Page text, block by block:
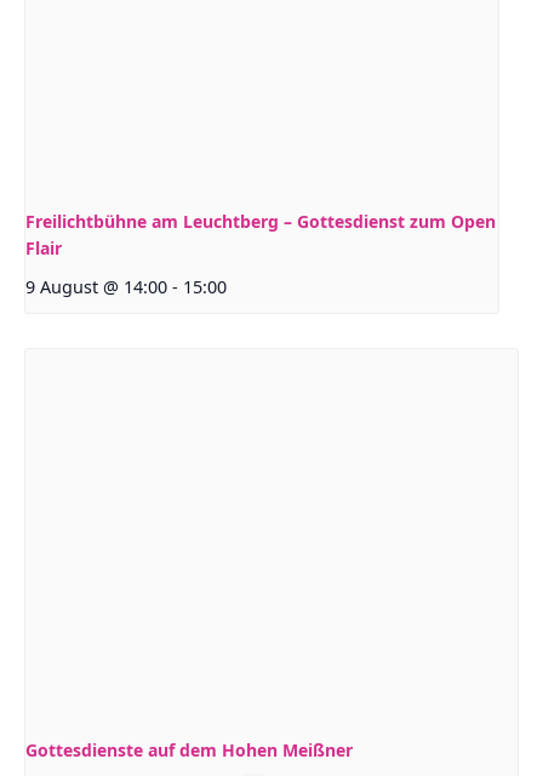
Freilichtbühne am Leuchtberg – Gottesdienst zum Open
Flair
9 August @ 14:00 - 15:00
Gottesdienste auf dem Hohen Meißner